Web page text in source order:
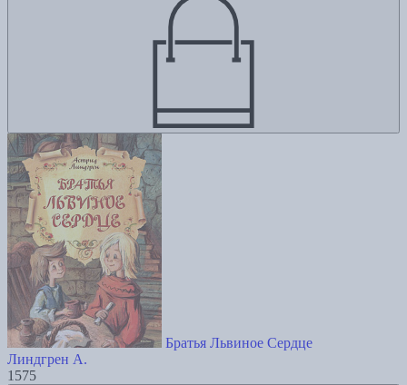
Братья Львиное Сердце
Линдгрен А.
1575